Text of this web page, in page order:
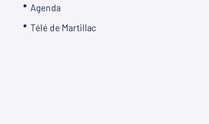
Agenda
Télé de Martillac